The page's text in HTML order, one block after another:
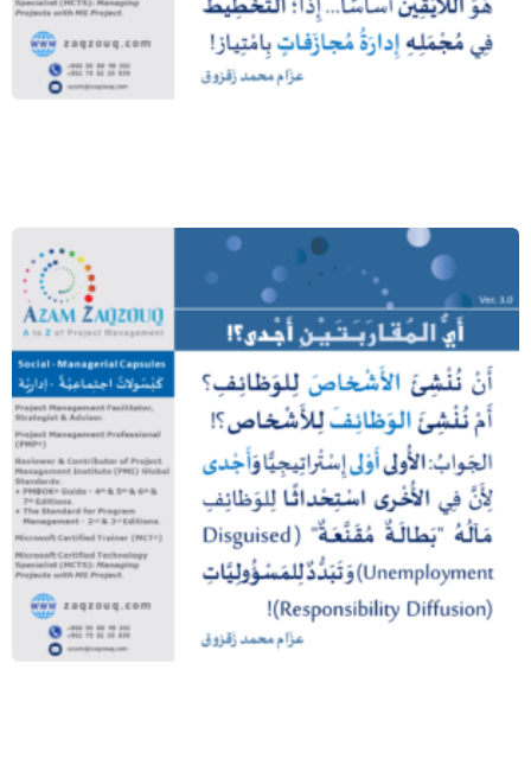
تحويل اللايقين إلى يقين
أي المقاربتين أجدى؟!